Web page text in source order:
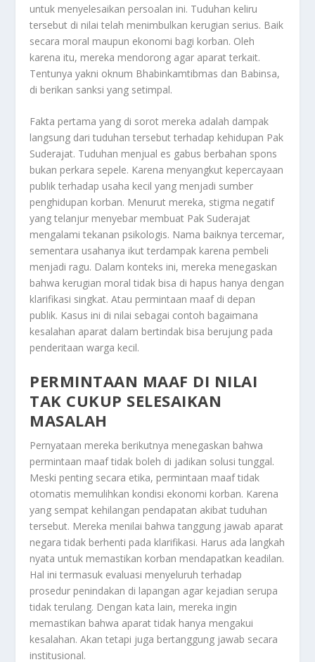
untuk menyelesaikan persoalan ini. Tuduhan keliru
tersebut di nilai telah menimbulkan kerugian serius. Baik
secara moral maupun ekonomi bagi korban. Oleh
karena itu, mereka mendorong agar aparat terkait.
Tentunya yakni oknum Bhabinkamtibmas dan Babinsa,
di berikan sanksi yang setimpal.
Fakta pertama yang di sorot mereka adalah dampak
langsung dari tuduhan tersebut terhadap kehidupan Pak
Suderajat. Tuduhan menjual es gabus berbahan spons
bukan perkara sepele. Karena menyangkut kepercayaan
publik terhadap usaha kecil yang menjadi sumber
penghidupan korban. Menurut mereka, stigma negatif
yang telanjur menyebar membuat Pak Suderajat
mengalami tekanan psikologis. Nama baiknya tercemar,
sementara usahanya ikut terdampak karena pembeli
menjadi ragu. Dalam konteks ini, mereka menegaskan
bahwa kerugian moral tidak bisa di hapus hanya dengan
klarifikasi singkat. Atau permintaan maaf di depan
publik. Kasus ini di nilai sebagai contoh bagaimana
kesalahan aparat dalam bertindak bisa berujung pada
penderitaan warga kecil.
PERMINTAAN MAAF DI NILAI
TAK CUKUP SELESAIKAN
MASALAH
Pernyataan mereka berikutnya menegaskan bahwa
permintaan maaf tidak boleh di jadikan solusi tunggal.
Meski penting secara etika, permintaan maaf tidak
otomatis memulihkan kondisi ekonomi korban. Karena
yang sempat kehilangan pendapatan akibat tuduhan
tersebut. Mereka menilai bahwa tanggung jawab aparat
negara tidak berhenti pada klarifikasi. Harus ada langkah
nyata untuk memastikan korban mendapatkan keadilan.
Hal ini termasuk evaluasi menyeluruh terhadap
prosedur penindakan di lapangan agar kejadian serupa
tidak terulang. Dengan kata lain, mereka ingin
memastikan bahwa aparat tidak hanya mengakui
kesalahan. Akan tetapi juga bertanggung jawab secara
institusional.